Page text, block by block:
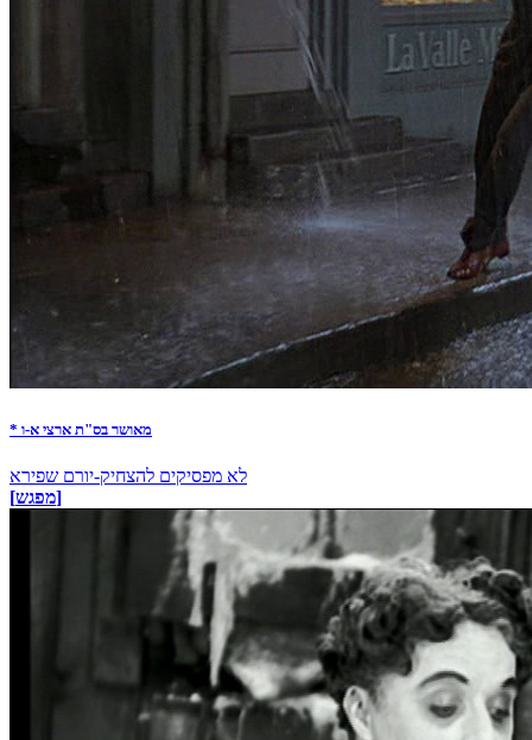
* מאושר בס"ת ארצי א-ו
לא מפסיקים להצחיק-יורם שפירא
[מפגש]